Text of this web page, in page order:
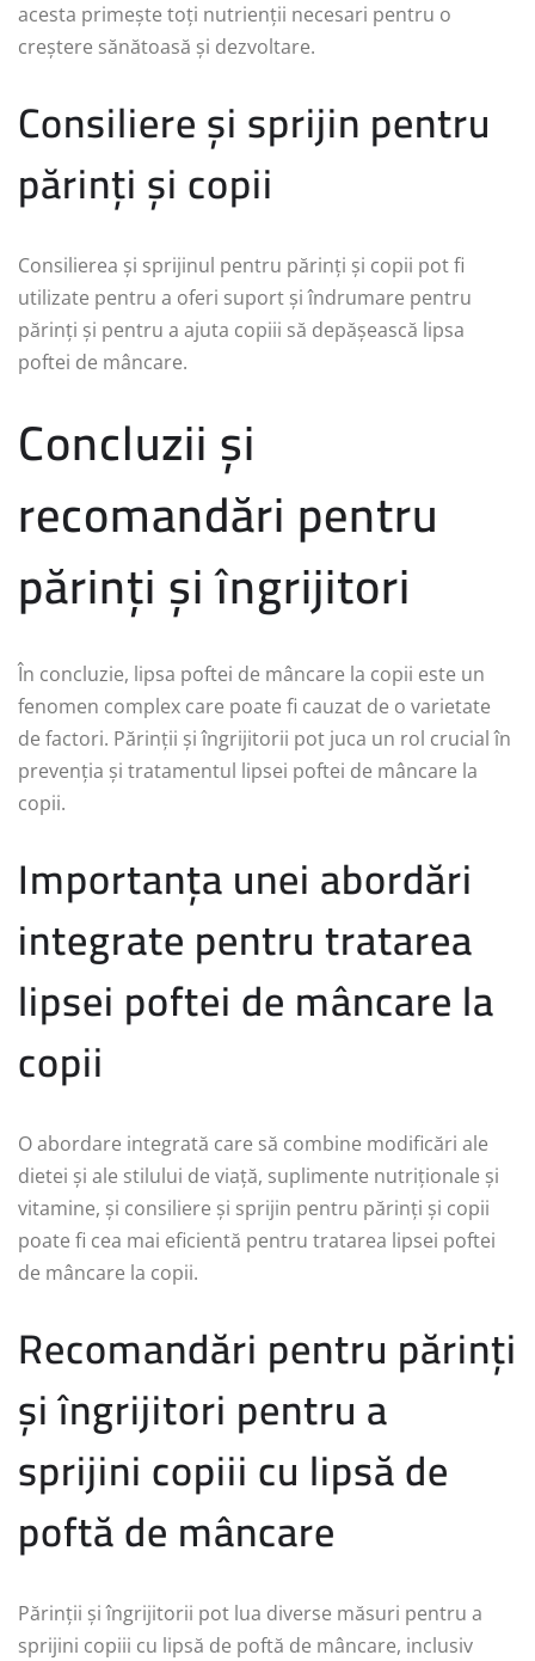
acesta primește toți nutrienții necesari pentru o
creștere sănătoasă și dezvoltare.
Consiliere și sprijin pentru
părinți și copii
Consilierea și sprijinul pentru părinți și copii pot fi
utilizate pentru a oferi suport și îndrumare pentru
părinți și pentru a ajuta copiii să depășească lipsa
poftei de mâncare.
Concluzii și
recomandări pentru
părinți și îngrijitori
În concluzie, lipsa poftei de mâncare la copii este un
fenomen complex care poate fi cauzat de o varietate
de factori. Părinții și îngrijitorii pot juca un rol crucial în
prevenția și tratamentul lipsei poftei de mâncare la
copii.
Importanța unei abordări
integrate pentru tratarea
lipsei poftei de mâncare la
copii
O abordare integrată care să combine modificări ale
dietei și ale stilului de viață, suplimente nutriționale și
vitamine, și consiliere și sprijin pentru părinți și copii
poate fi cea mai eficientă pentru tratarea lipsei poftei
de mâncare la copii.
Recomandări pentru părinți
și îngrijitori pentru a
sprijini copiii cu lipsă de
poftă de mâncare
Părinții și îngrijitorii pot lua diverse măsuri pentru a
sprijini copiii cu lipsă de poftă de mâncare, inclusiv